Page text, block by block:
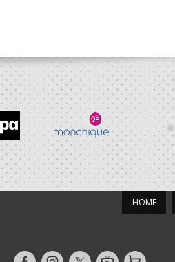
HOME
Siga- Siga- Siga- AndebolTV
Loja